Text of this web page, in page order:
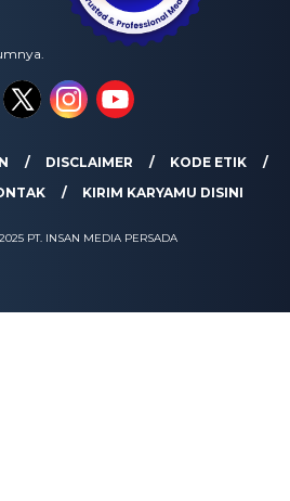
DISCLAIMER
KODE ETIK
KIRIM KARYAMU DISINI
PT. INSAN MEDIA PERSADA